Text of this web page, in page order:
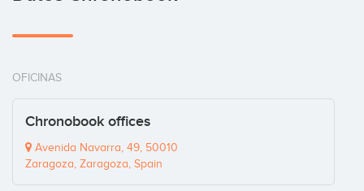
OFICINAS
Chronobook offices
Avenida Navarra, 49, 50010
Zaragoza, Zaragoza, Spain